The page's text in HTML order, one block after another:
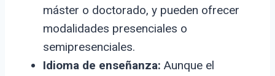
máster o doctorado, y pueden ofrecer
modalidades presenciales o
semipresenciales.
Idioma de enseñanza: Aunque el